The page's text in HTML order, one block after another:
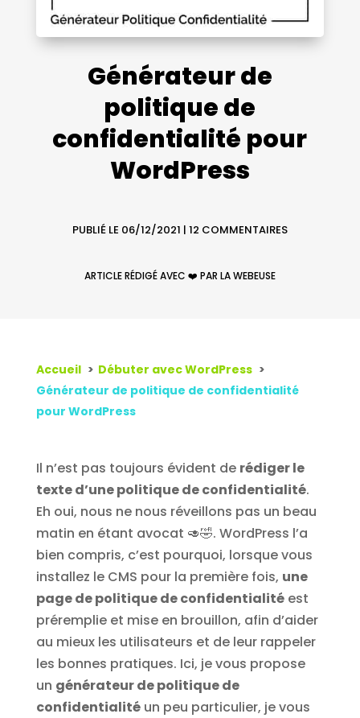
Générateur de
politique de
confidentialité pour
WordPress
PUBLIÉ LE 06/12/2021 | 12 COMMENTAIRES
ARTICLE RÉDIGÉ AVEC ❤️ PAR LA WEBEUSE
Accueil
Débuter avec WordPress
Générateur de politique de confidentialité
pour WordPress
Il n’est pas toujours évident de rédiger le
texte d’une politique de confidentialité.
Eh oui, nous ne nous réveillons pas un beau
matin en étant avocat 🥑🤣. WordPress l’a
bien compris, c’est pourquoi, lorsque vous
installez le CMS pour la première fois, une
page de politique de confidentialitéest
préremplie et mise en brouillon, afin d’aider
au mieux les utilisateurs et de leur rappeler
les bonnes pratiques. Ici, je vous propose
un générateur de politique de
confidentialitéun peu particulier, je vous